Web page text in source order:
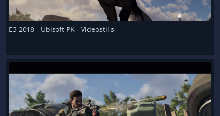
E3 2018 - Ubisoft PK - Videostills